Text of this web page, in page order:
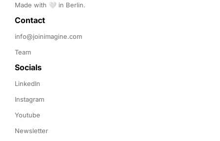
Made with 🤍 in Berlin.
Contact
info@joinimagine.com
Team
Socials
LinkedIn
Instagram
Youtube
Newsletter